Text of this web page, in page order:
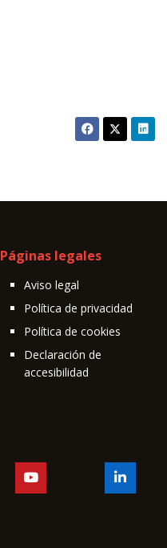
Páginas legales
Aviso legal
Política de privacidad
Política de cookies
Declaración de
accesibilidad